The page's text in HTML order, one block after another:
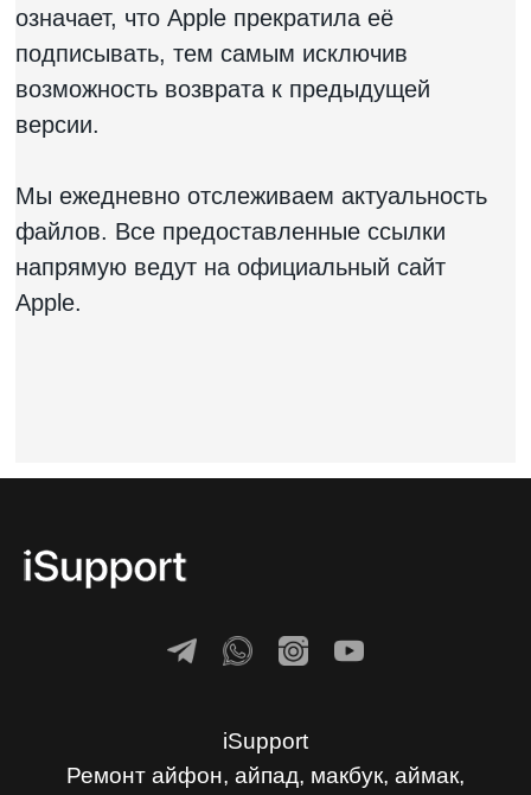
означает, что Apple прекратила её
подписывать, тем самым исключив
возможность возврата к предыдущей
версии.
Мы ежедневно отслеживаем актуальность
файлов. Все предоставленные ссылки
напрямую ведут на официальный сайт
Apple.
iSupport
Ремонт айфон, айпад, макбук, аймак,